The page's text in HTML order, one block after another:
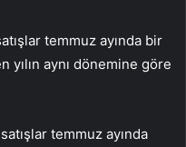
temmuz ayında bir
aynı dönemine göre
temmuz ayında